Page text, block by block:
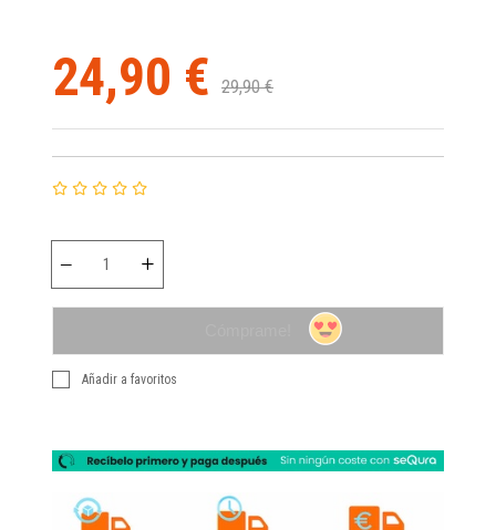
24,90 € 29,90 €
Añadir a favoritos